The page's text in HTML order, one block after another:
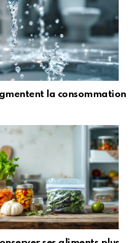
la consommation